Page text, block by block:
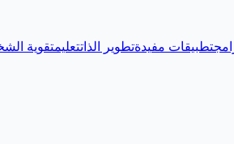
تطبيقات مفيدةتطوير الذاتتعليمتقوية